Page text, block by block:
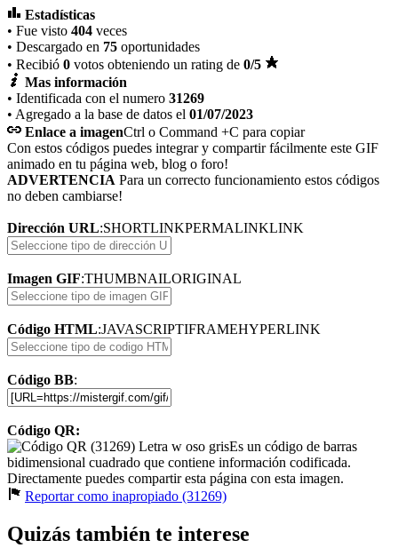
Estadísticas
• Fue visto 404 veces
• Descargado en 75 oportunidades
• Recibió 0 votos obteniendo un rating de 0/5
Mas información
• Identificada con el numero 31269
• Agregado a la base de datos el 01/07/2023
Enlace a imagenCtrl o Command +C para copiar
Con estos códigos puedes integrar y compartir fácilmente este GIF
animado en tu página web, blog o foro!
ADVERTENCIA Para un correcto funcionamiento estos códigos
no deben cambiarse!
Dirección URL:SHORTLINKPERMALINKLINK
Imagen GIF:THUMBNAILORIGINAL
Código HTML:JAVASCRIPTIFRAMEHYPERLINK
Código BB:
Código QR:
Es un código de barras
bidimensional cuadrado que contiene información codificada.
Directamente puedes compartir esta página con esta imagen.
Reportar como inapropiado (31269)
Quizás también te interese